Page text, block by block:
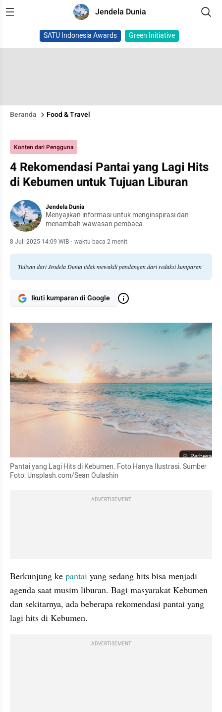
Jendela Dunia
SATU Indonesia Awards Green Initiative
Beranda Food & Travel
Konten dari Pengguna
4 Rekomendasi Pantai yang Lagi Hits
di Kebumen untuk Tujuan Liburan
Jendela Dunia
Menyajikan informasi untuk menginspirasi dan
menambah wawasan pembaca
8 Juli 2025 14:09 WIB · waktu baca 2 menit
Tulisan dari Jendela Dunia tidak mewakili pandangan dari redaksi kumparan
Ikuti kumparan di Google
Perbesar
Pantai yang Lagi Hits di Kebumen. Foto Hanya Ilustrasi. Sumber
Foto: Unsplash.com/Sean Oulashin
ADVERTISEMENT
Berkunjung ke pantai yang sedang hits bisa menjadi
agenda saat musim liburan. Bagi masyarakat Kebumen
dan sekitarnya, ada beberapa rekomendasi pantai yang
lagi hits di Kebumen.
ADVERTISEMENT